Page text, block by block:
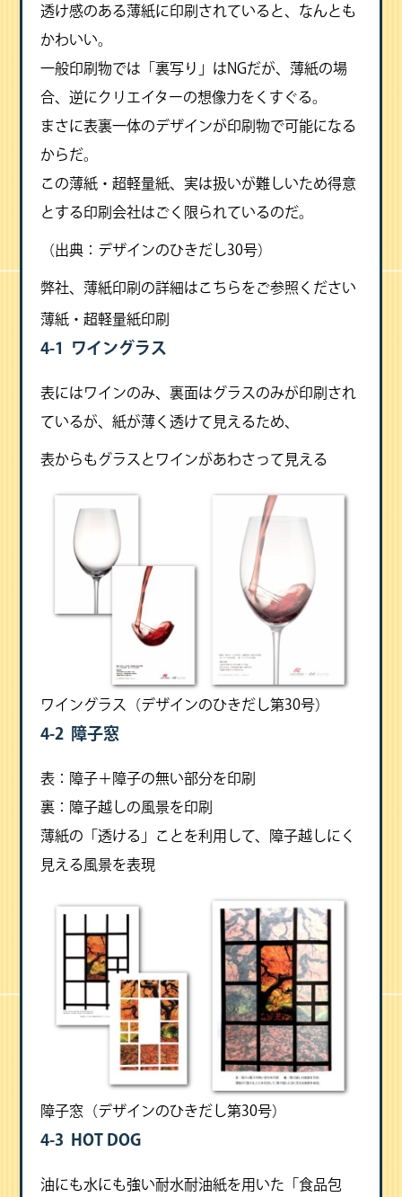
透け感のある薄紙に印刷されていると、なんとも
かわいい。
一般印刷物では「裏写り」はNGだが、薄紙の場
合、逆にクリエイターの想像力をくすぐる。
まさに表裏一体のデザインが印刷物で可能になる
からだ。
この薄紙・超軽量紙、実は扱いが難しいため得意
とする印刷会社はごく限られているのだ。
（出典：デザインのひきだし30号）
弊社、薄紙印刷の詳細はこちらをご参照ください
薄紙・超軽量紙印刷
4-1 ワイングラス
表にはワインのみ、裏面はグラスのみが印刷され
ているが、紙が薄く透けて見えるため、
表からもグラスとワインがあわさって見える
ワイングラス（デザインのひきだし第30号）
4-2 障子窓
表：障子＋障子の無い部分を印刷
裏：障子越しの風景を印刷
薄紙の「透ける」ことを利用して、障子越しにく
見える風景を表現
障子窓（デザインのひきだし第30号）
4-3 HOT DOG
油にも水にも強い耐水耐油紙を用いた「食品包